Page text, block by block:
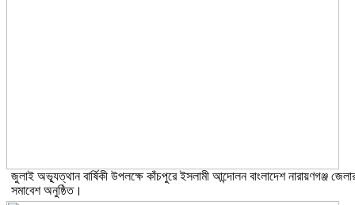
জুলাই অভ্যূত্থান বার্ষিকী উপলক্ষে কাঁচপুরে ইসলামী আন্দোলন বাংলাদেশ নারায়ণগঞ্জ
সমাবেশ অনুষ্ঠিত।